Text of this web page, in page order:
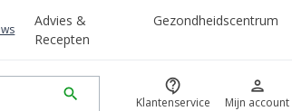
Advies &
Recepten
Gezondheidscentrum
search contact_support
Klantenservice
person
Mijn account